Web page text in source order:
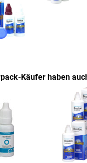
Käufer haben